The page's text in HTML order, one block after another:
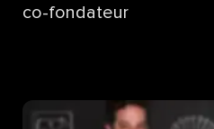
co-fondateur